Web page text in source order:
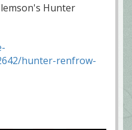
Hunter
hunter-renfrow-